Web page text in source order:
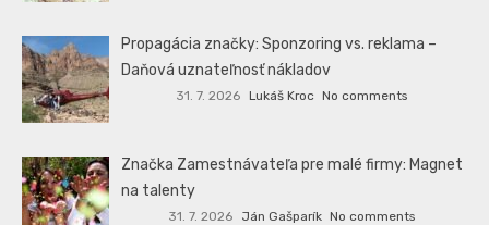
Propagácia značky: Sponzoring vs. reklama –
Daňová uznateľnosť nákladov
31. 7. 2026 Lukáš Kroc No comments
Značka Zamestnávateľa pre malé firmy: Magnet
na talenty
31. 7. 2026 Ján Gašparík No comments